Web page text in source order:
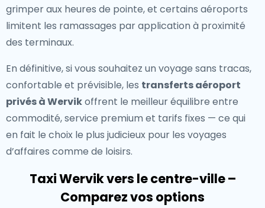
grimper aux heures de pointe, et certains aéroports
limitent les ramassages par application à proximité
des terminaux.
En définitive, si vous souhaitez un voyage sans tracas,
confortable et prévisible, les transferts aéroport
privés à Wervikoffrent le meilleur équilibre entre
commodité, service premium et tarifs fixes — ce qui
en fait le choix le plus judicieux pour les voyages
d’affaires comme de loisirs.
Taxi Wervik vers le centre-ville –
Comparez vos options